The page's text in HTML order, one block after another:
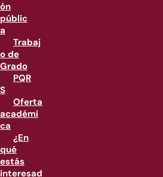
ón
públic
a
Trabaj
o de
Grado
PQR
S
Oferta
académi
ca
¿En
qué
estás
interesad